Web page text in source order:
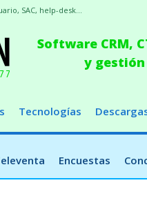
Software CRM,
y
Tecnologías
Encuestas
SAC, help-desk...